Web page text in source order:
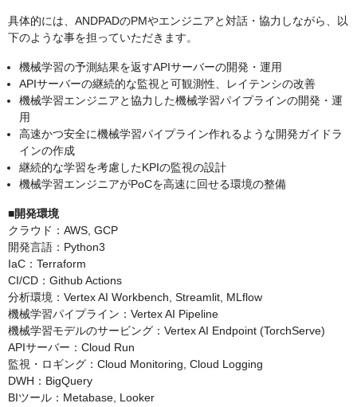
具体的には、ANDPADのPMやエンジニアと対話・協力しながら、以
下のような事を担っていただきます。
機械学習の予測結果を返すAPIサーバーの開発・運用
APIサーバーの継続的な監視と可観測性、レイテンシの改善
機械学習エンジニアと協力した機械学習パイプラインの開発・運
用
高速かつ安全に機械学習パイプライン作れるような開発ガイドラ
インの作成
継続的な学習を考慮したKPIの監視の設計
機械学習エンジニアがPoCを高速に回せる環境の整備
■開発環境
クラウド：AWS, GCP
開発言語：Python3
IaC：Terraform
CI/CD：Github Actions
分析環境：Vertex AI Workbench, Streamlit, MLflow
機械学習パイプライン：Vertex AI Pipeline
機械学習モデルのサービング：Vertex AI Endpoint (TorchServe)
APIサーバー：Cloud Run
監視・ロギング：Cloud Monitoring, Cloud Logging
DWH：BigQuery
BIツール：Metabase, Looker